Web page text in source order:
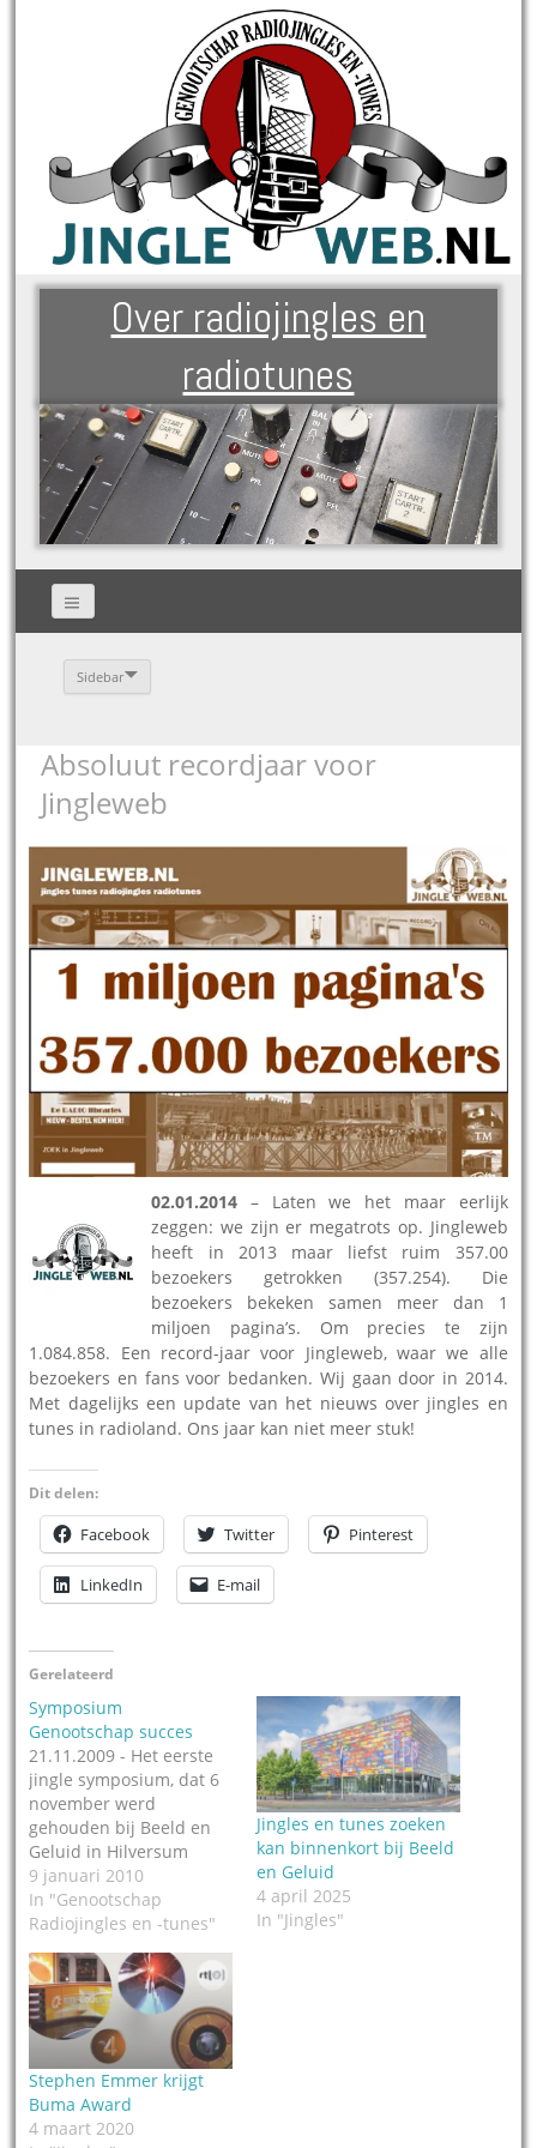
Over radiojingles en
radiotunes
Sidebar
Absoluut recordjaar voor
Jingleweb
02.01.2014 – Laten we het maar eerlijk
zeggen: we zijn er megatrots op. Jingleweb
heeft in 2013 maar liefst ruim 357.00
bezoekers getrokken (357.254). Die
bezoekers bekeken samen meer dan 1
miljoen pagina’s. Om precies te zijn
1.084.858. Een record-jaar voor Jingleweb, waar we alle
bezoekers en fans voor bedanken. Wij gaan door in 2014.
Met dagelijks een update van het nieuws over jingles en
tunes in radioland. Ons jaar kan niet meer stuk!
Dit delen:
Facebook Twitter Pinterest
LinkedIn E-mail
Gerelateerd
Symposium
Genootschap succes
21.11.2009 - Het eerste
jingle symposium, dat 6
november werd
gehouden bij Beeld en
Geluid in Hilversum
mede op initiatief van
het Genootschap
radiojingles en -tunes, is
een groot succes
geworden. Een volle bak,
veel positieve reacties,
freaks, fans, gebruikers,
makers en kenners voor
het eerst bijeen. Dat zijn
kort…
9 januari 2010
In "Genootschap
Radiojingles en -tunes"
Jingles en tunes zoeken
kan binnenkort bij Beeld
en Geluid
4 april 2025
In "Jingles"
Stephen Emmer krijgt
Buma Award
4 maart 2020